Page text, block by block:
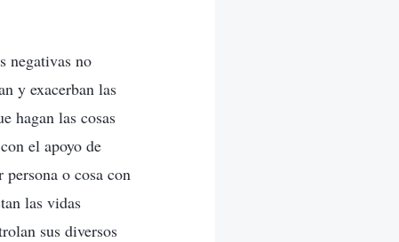
negativas no
y exacerban las
hagan las cosas
el apoyo de
o cosa con
las vidas
sus diversos